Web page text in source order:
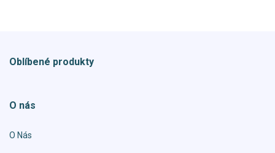
Oblíbené produkty
O nás
O Nás